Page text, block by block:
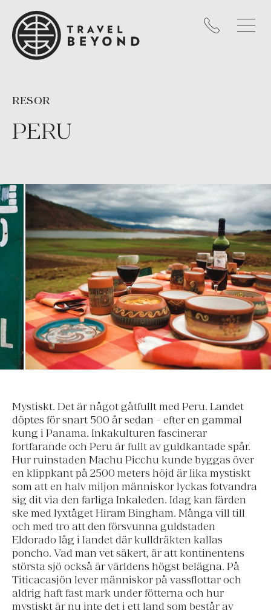
PERU
RESOR
Mystiskt. Det är något gåtfullt med Peru. Landet
döptes för snart 500 år sedan - efter en gammal
kung i Panama. Inkakulturen fascinerar
fortfarande och Peru är fullt av guldkantade spår.
Hur ruinstaden Machu Picchu kunde byggas över
en klippkant på 2500 meters höjd är lika mystiskt
som att en halv miljon människor lyckas fotvandra
sig dit via den farliga Inkaleden. Idag kan färden
ske med lyxtåget Hiram Bingham. Många vill till
och med tro att den försvunna guldstaden
Eldorado låg i landet där kulldräkten kallas
poncho. Vad man vet säkert, är att kontinentens
största sjö också är världens högst belägna. På
Titicacasjön lever människor på vassflottar och
aldrig haft fast mark under fötterna och hur
mystiskt är nu inte det i ett land som består av